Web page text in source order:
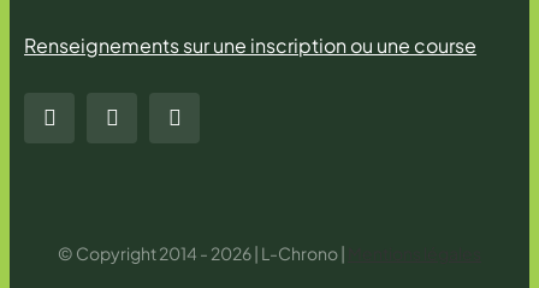
Renseignements sur une inscription ou une course
© Copyright 2014 - 2026 | L-Chrono |